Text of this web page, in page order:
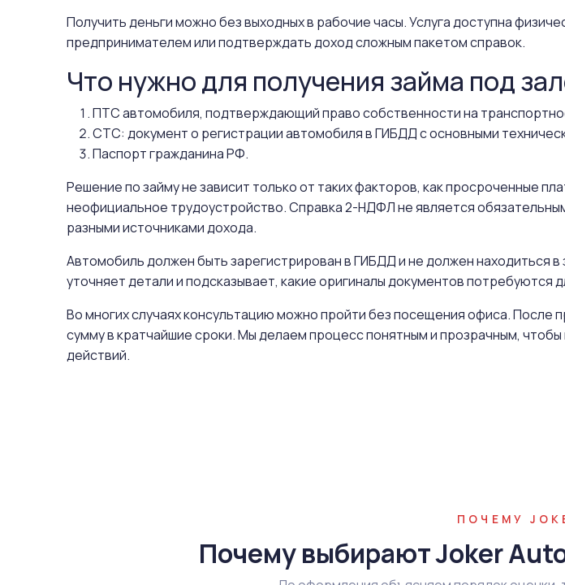
Получить деньги можно без выходных в рабочие часы. Услуга доступна
предпринимателем или подтверждать доход сложным пакетом справок.
Что нужно для получения займа под
ПТС автомобиля, подтверждающий право собственности на
СТС: документ о регистрации автомобиля в ГИБДД с основными
Паспорт гражданина РФ.
Решение по займу не зависит только от таких факторов, как просроченные
неофициальное трудоустройство. Справка 2-НДФЛ не является
разными источниками дохода.
Автомобиль должен быть зарегистрирован в ГИБДД и не должен находиться в
уточняет детали и подсказывает, какие оригиналы документов потребуются
Во многих случаях консультацию можно пройти без посещения офиса. После
сумму в кратчайшие сроки. Мы делаем процесс понятным и прозрачным,
действий.
ПОЧЕМУ
Почему выбирают Joker